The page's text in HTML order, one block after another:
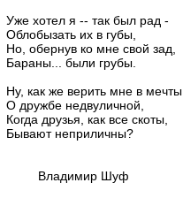
Уже хотел я -- так был рад -
Облобызать их в губы,
Но, обернув ко мне свой зад,
Бараны... были грубы.
Ну, как же верить мне в мечты
О дружбе недвуличной,
Когда друзья, как все скоты,
Бывают неприличны?
Владимир Шуф